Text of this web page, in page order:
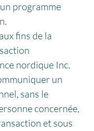
programme
fins de la
nordique Inc.
un
sans le
concernée,
et sous